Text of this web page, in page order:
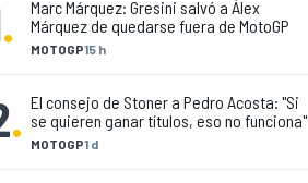
. MOTOGP15 h
Marc Márquez: Gresini salvó a Álex
Márquez de quedarse fuera de MotoGP
. MOTOGP1 d
El consejo de Stoner a Pedro Acosta: "Si
se quieren ganar títulos, eso no funciona"